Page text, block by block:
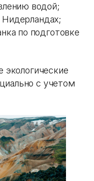
водой;
по подготовке
экологические
с учетом